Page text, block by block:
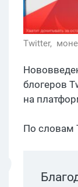
Twitter,
блогеров
на
По словам